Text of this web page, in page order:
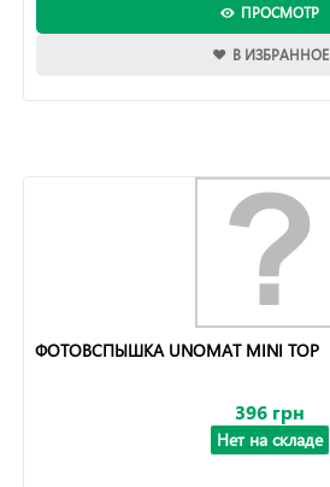
ПРОСМОТР
В ИЗБРАННОЕ
ФОТОВСПЫШКА UNOMAT MINI TOP
396 грн
Нет на складе